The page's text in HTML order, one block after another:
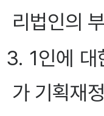
리법인의
3. 1인에 대
가 기획재